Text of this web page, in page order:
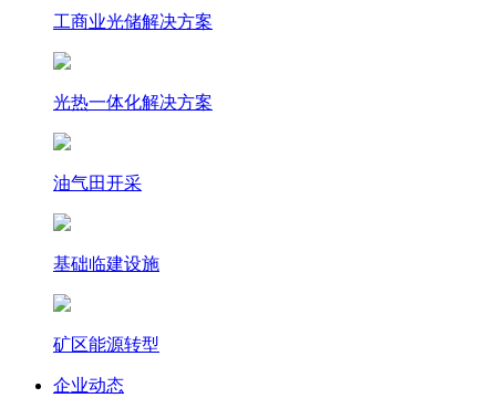
⼯商业光储解决⽅案
光热⼀体化解决⽅案
油气田开采
基础临建设施
矿区能源转型
企业动态